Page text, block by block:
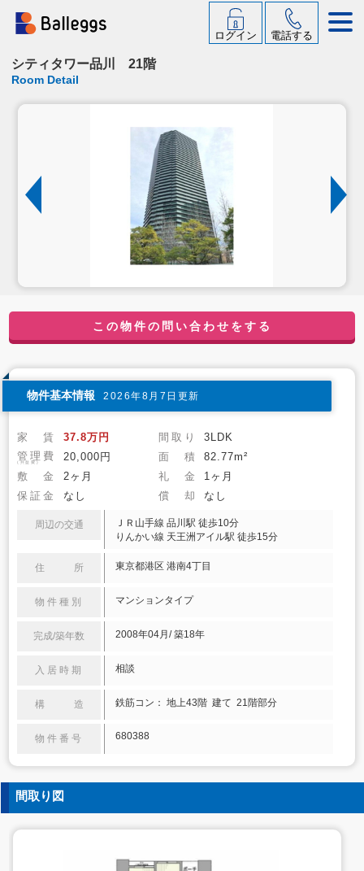
ログイン 電話する
シティタワー品川 21階
Room Detail
この物件の問い合わせをする
物件基本情報 2026年8月7日更新
家 賃 37.8万円 間取り
3LDK
管理費
(共益費) 20,000円 面 積
82.77m²
敷 金
2ヶ月 礼 金
1ヶ月
保証金
なし 償 却 なし
周辺の交通
ＪＲ山手線 品川駅 徒歩10分
りんかい線 天王洲アイル駅 徒歩15分
住 所 東京都港区 港南4丁目
物件種別 マンションタイプ
完成/築年数 2008年04月/ 築18年
入居時期 相談
構 造 鉄筋コン： 地上43階 建て 21階部分
物件番号 680388
間取り図